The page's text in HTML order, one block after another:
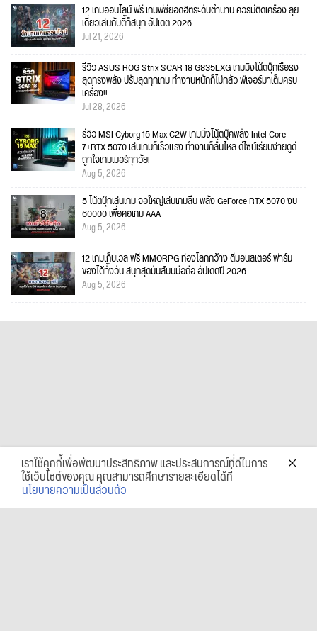
12 เกมออนไลน์ ฟรี เกมพีซียอดฮิตระดับตำนาน ควรมีติดเครื่อง ลุย
เดี่ยวเล่นกับตี้ก็สนุก อัปเดต 2026
Jul 21, 2026
รีวิว ASUS ROG Strix SCAR 18 G835LXG เกมมิ่งโน้ตบุ๊กเรือธง
สุดทรงพลัง ปรับสุดทุกเกม ทำงานหนักก็ไม่กลัว ฟีเจอร์มาเต็มครบ
เครื่อง!!
Jul 28, 2026
รีวิว MSI Cyborg 15 Max C2W เกมมิ่งโน้ตบุ๊คพลัง Intel Core
7+RTX 5070 เล่นเกมก็เร็วแรง ทำงานก็ลื่นไหล ดีไซน์เรียบง่ายดูดี
ถูกใจเกมเมอร์ทุกวัย!
Aug 5, 2026
5 โน้ตบุ๊กเล่นเกม จอใหญ่เล่นเกมลื่น พลัง GeForce RTX 5070 งบ
60000 เพื่อคอเกม AAA
Aug 5, 2026
12 เกมเก็บเวล ฟรี MMORPG ท่องโลกกว้าง ตีมอนสเตอร์ ฟาร์ม
ของได้ทั้งวัน สนุกสุดมันส์บนมือถือ อัปเดตปี 2026
Aug 5, 2026
เราใช้คุกกี้เพื่อพัฒนาประสิทธิภาพ และประสบการณ์ที่ดีในการ
ใช้เว็บไซต์ของคุณ คุณสามารถศึกษารายละเอียดได้ที่
นโยบายความเป็นส่วนตัว